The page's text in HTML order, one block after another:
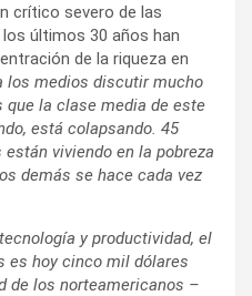
crítico severo de las
últimos 30 años han
de la riqueza en
los medios discutir mucho
que la clase media de este
está colapsando. 45
viviendo en la pobreza
demás se hace cada vez
y productividad, el
es hoy cinco mil dólares
de los norteamericanos –